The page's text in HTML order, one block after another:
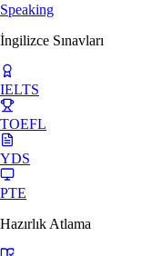
Speaking
İngilizce Sınavları
IELTS
TOEFL
YDS
PTE
Hazırlık Atlama